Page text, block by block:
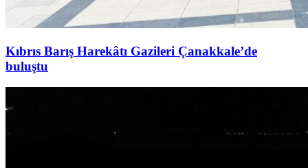
Kıbrıs Barış Harekâtı Gazileri Çanakkale’de
buluştu